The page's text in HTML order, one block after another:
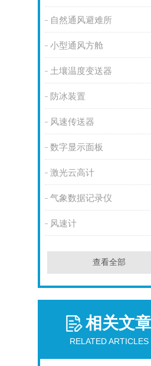
自然通风避难所
小型通风方舱
土壤温度变送器
防冰装置
风速传送器
数字显示面板
激光云高计
气象数据记录仪
风速计
查看全部
相关文章
RELATED ARTICLES